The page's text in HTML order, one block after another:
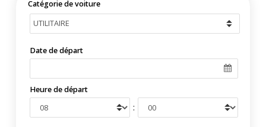
Catégorie de voiture
Date de départ
Heure de départ
: